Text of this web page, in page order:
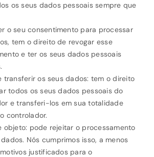
os seus dados pessoais sempre que
o seu consentimento para processar
tem o direito de revogar esse
e ter os seus dados pessoais
transferir os seus dados: tem o direito
todos os seus dados pessoais do
e transferi-los em sua totalidade
controlador.
objeto: pode rejeitar o processamento
Nós cumprimos isso, a menos
justificados para o